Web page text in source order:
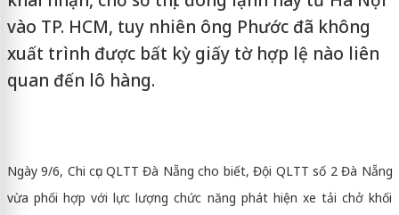
vào TP. HCM, tuy nhiên ông Phước đã không
xuất trình được bất kỳ giấy tờ hợp lệ nào liên
quan đến lô hàng.
Ngày 9/6, Chi cục QLTT Đà Nẵng cho biết, Đội QLTT số 2 Đà Nẵng
vừa phối hợp với lực lượng chức năng phát hiện xe tải chở khối